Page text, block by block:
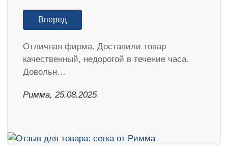
Вперед
Отличная фирма. Доставили товар
качественный, недорогой в течение часа.
Довольн…
Римма, 25.08.2025